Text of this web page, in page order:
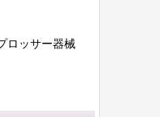
ロッサー器械